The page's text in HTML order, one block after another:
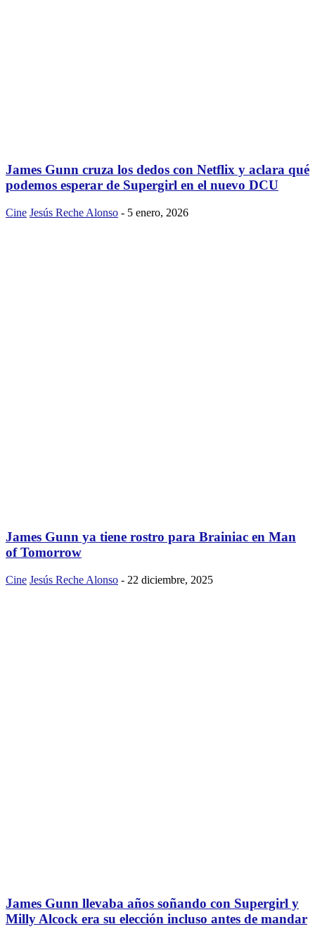
James Gunn cruza los dedos con Netflix y aclara qué
podemos esperar de Supergirl en el nuevo DCU
Cine Jesús Reche Alonso - 5 enero, 2026
James Gunn ya tiene rostro para Brainiac en Man
of Tomorrow
Cine Jesús Reche Alonso - 22 diciembre, 2025
James Gunn llevaba años soñando con Supergirl y
Milly Alcock era su elección incluso antes de mandar